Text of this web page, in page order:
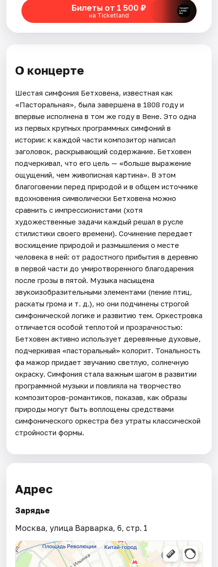
Билеты от 1 500 ₽
на Ticketland
О концерте
Шестая симфония Бетховена, известная как
«Пасторальная», была завершена в 1808 году и
впервые исполнена в том же году в Вене. Это одна
из первых крупных программных симфоний в
истории: к каждой части композитор написал
заголовок, раскрывающий содержание. Бетховен
подчеркивал, что его цель — «больше выражение
ощущений, чем живописная картина». В этом
благоговении перед природой и в общем источнике
вдохновения символически Бетховена можно
сравнить с импрессионистами (хотя
художественные задачи каждый решал в русле
стилистики своего времени). Сочинение передает
восхищение природой и размышления о месте
человека в ней: от радостного прибытия в деревню
в первой части до умиротворенного благодарения
после грозы в пятой. Музыка насыщена
звукоизобразительными элементами (пение птиц,
раскаты грома и т. д.), но они подчинены строгой
симфонической логике и развитию тем. Оркестровка
отличается особой теплотой и прозрачностью:
Бетховен активно использует деревянные духовые,
подчеркивая «пасторальный» колорит. Тональность
фа мажор придает звучанию светлую, солнечную
окраску. Симфония стала важным шагом в развитии
программной музыки и повлияла на творчество
композиторов-романтиков, показав, как образы
природы могут быть воплощены средствами
симфонического оркестра без утраты классической
стройности формы.
Адрес
Зарядье
Москва, улица Варварка, 6, стр. 1